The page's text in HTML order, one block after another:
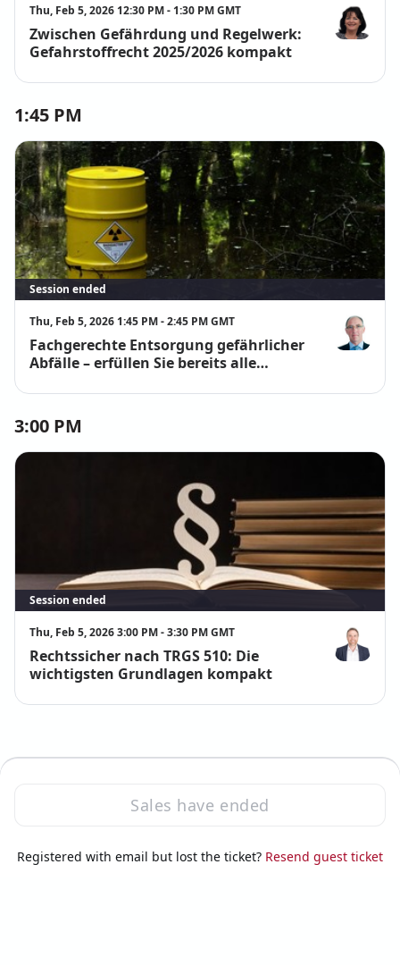
Sales have ended
Registered with email but lost the ticket? Resend guest ticket
Thu, Feb 5, 2026 12:30 PM - 1:30 PM GMT
Zwischen Gefährdung und Regelwerk:
Gefahrstoffrecht 2025/2026 kompakt
Dipl.-
1:45 PM
Session ended
Thu, Feb 5, 2026 1:45 PM - 2:45 PM GMT
Fachgerechte Entsorgung gefährlicher
Abfälle – erfüllen Sie bereits alle
Cornelius
3:00 PM
Session ended
Thu, Feb 5, 2026 3:00 PM - 3:30 PM GMT
Rechtssicher nach TRGS 510: Die
wichtigsten Grundlagen kompakt
Dominik
Powered by Zoom Zoom Events Privacy Statement· Report this event